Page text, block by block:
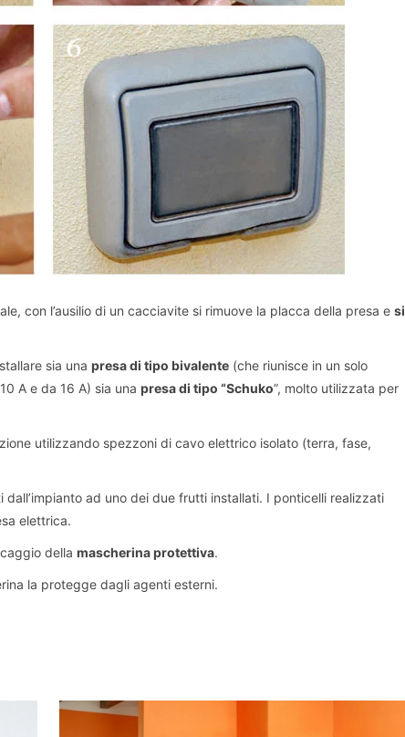
con l’ausilio di un cacciavite si rimuove la placca della presa e si
sia una presa di tipo bivalente (che riunisce in un solo
A e da 16 A) sia una presa di tipo “Schuko”, molto utilizzata per
utilizzando spezzoni di cavo elettrico isolato (terra, fase,
ad uno dei due frutti installati. I ponticelli realizzati
elettrica.
della mascherina protettiva.
la protegge dagli agenti esterni.